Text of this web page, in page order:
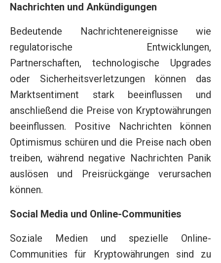
Nachrichten und Ankündigungen
Bedeutende Nachrichtenereignisse wie
regulatorische Entwicklungen,
Partnerschaften, technologische Upgrades
oder Sicherheitsverletzungen können das
Marktsentiment stark beeinflussen und
anschließend die Preise von Kryptowährungen
beeinflussen. Positive Nachrichten können
Optimismus schüren und die Preise nach oben
treiben, während negative Nachrichten Panik
auslösen und Preisrückgänge verursachen
können.
Social Media und Online-Communities
Soziale Medien und spezielle Online-
Communities für Kryptowährungen sind zu